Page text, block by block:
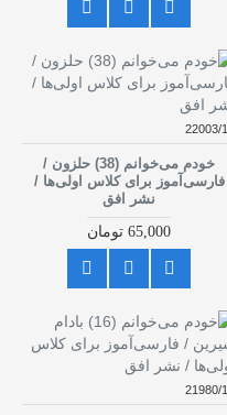
22003/1
خودم می‌خوانم (38) حلزون /
فارسی‌آموز برای کلاس اولی‌ها /
نشر افق
65,000 تومان
21980/1